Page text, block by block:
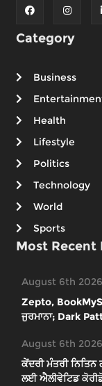
Category
Business
Health
Lifestyle
Politics
Technology
World
Sports
Most Recent
August 6th 2026
Zepto,
ਜੁਰਮਾਨਾ; Dark
August 6th 2026
ਕੇਂਦਰੀ ਮੰਤਰੀ
ਲਈ ਐਲੀਵੇਟਿਡ